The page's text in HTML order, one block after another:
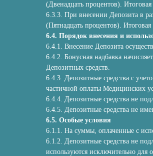
(Двенадцать процентов).
6.3.3. При внесении Депозита в
(Пятнадцать процентов).
6.4. Порядок внесения и
6.4.1. Внесение Депозита
6.4.2. Бонусная надбавка
Депозитных средств.
6.4.3. Депозитные средства с
частичной оплаты Медицинских
6.4.4. Депозитные средства не
6.4.5. Депозитные средства не
6.5. Особые условия
6.1.1. На суммы, оплаченные с
6.1.2. Депозитные средства не
используются исключительно